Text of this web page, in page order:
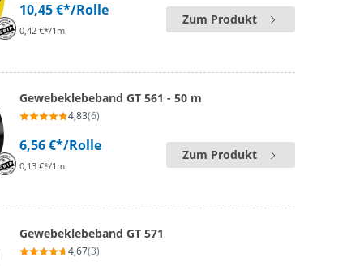
10,45 €*/Rolle
0,42 €*/1m
Zum Produkt
Gewebeklebeband GT 561 - 50 m
4,83(6)
6,56 €*/Rolle
0,13 €*/1m
Zum Produkt
Gewebeklebeband GT 571
4,67(3)